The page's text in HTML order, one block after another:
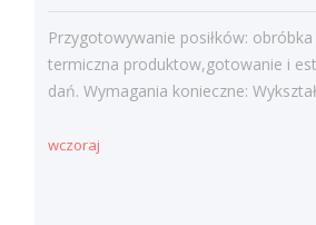
Przygotowywanie posiłków:
termiczna produktow,gotowanie i
dań. Wymagania konieczne:
wczoraj